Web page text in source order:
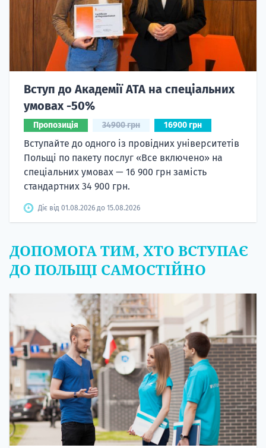
Вступ до Академії ATA на спеціальних
умовах -50%
Пропозиція 34900 грн 16900 грн
Вступайте до одного із провідних університетів
Польщі по пакету послуг «Все включено» на
спеціальних умовах — 16 900 грн замість
стандартних 34 900 грн.
Діє від 01.08.2026 до 15.08.2026
ДОПОМОГА ТИМ, ХТО ВСТУПАЄ
ДО ПОЛЬЩІ САМОСТІЙНО